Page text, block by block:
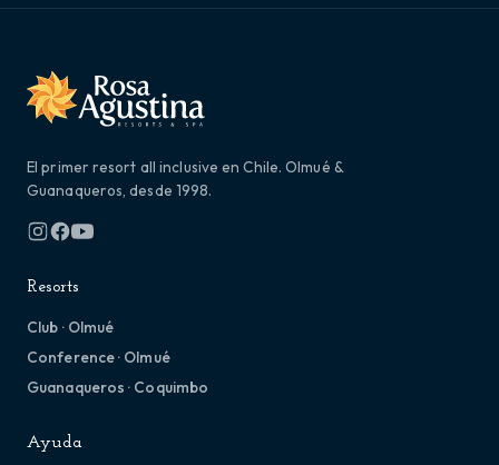
El primer resort all inclusive en Chile. Olmué &
Guanaqueros, desde 1998.
Resorts
Club · Olmué
Conference · Olmué
Guanaqueros · Coquimbo
Ayuda